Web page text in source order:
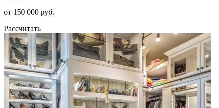
от 150 000 руб.
Рассчитать